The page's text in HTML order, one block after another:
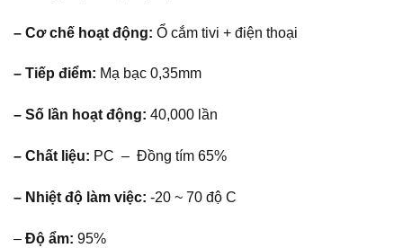
– Cơ chế hoạt động: Ổ cắm tivi + điện thoại
– Tiếp điểm: Mạ bạc 0,35mm
– Số lần hoạt động: 40,000 lần
– Chất liệu: PC – Đồng tím 65%
– Nhiệt độ làm việc: -20 ~ 70 độ C
– Độ ẩm: 95%